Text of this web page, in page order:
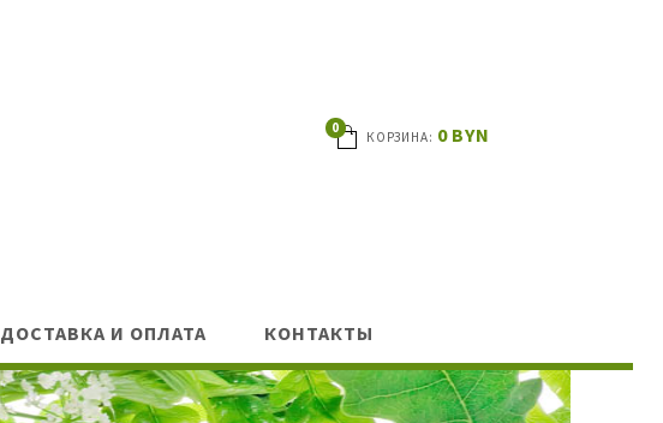
КОРЗИНА: 0 BYN
0
ДОСТАВКА И ОПЛАТА КОНТАКТЫ